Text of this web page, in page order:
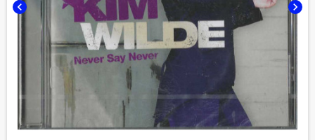
chevron_left chevron_right